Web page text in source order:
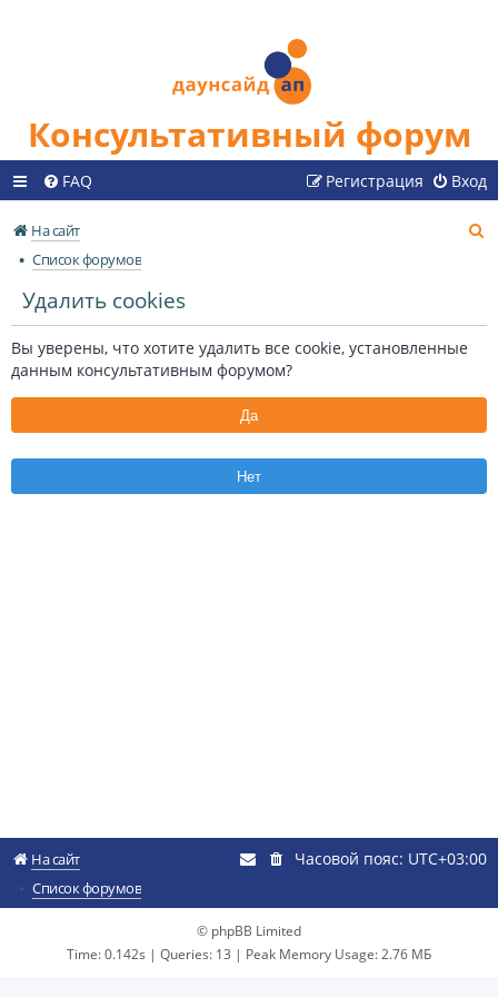
Консультативный форум
FAQ Вход
Регистрация
На сайт
Список форумов
Удалить cookies
Вы уверены, что хотите удалить все cookie, установленные
данным консультативным форумом?
На сайт
Список форумов
Часовой пояс: UTC+03:00
© phpBB Limited
Time: 0.142s | Queries: 13 | Peak Memory Usage: 2.76 МБ